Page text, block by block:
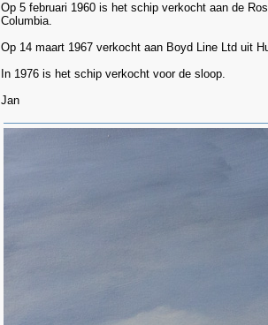
Op 5 februari 1960 is het schip verkocht aan de
Columbia.
Op 14 maart 1967 verkocht aan Boyd Line Ltd uit
In 1976 is het schip verkocht voor de sloop.
Jan